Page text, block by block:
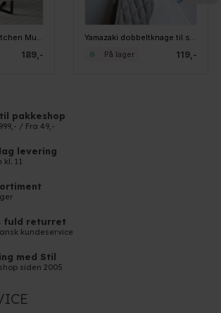
189,- 119,-
På lager
pakkeshop
/ Fra 49,-
levering
11
fuld returret
kundeservice
med Stil
siden 2005